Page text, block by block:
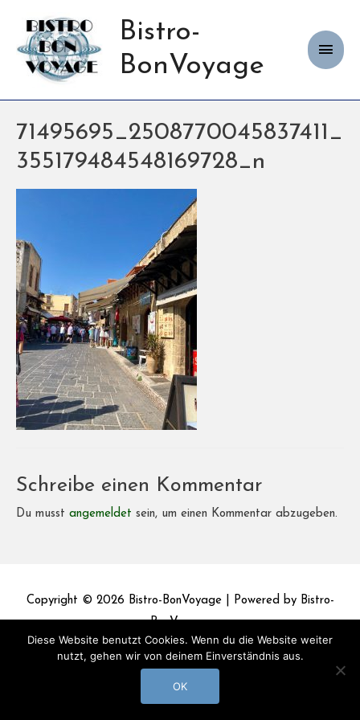
Bistro-
BonVoyage
71495695_2508770045837411_
355179484548169728_n
Schreibe einen Kommentar
Du musst angemeldet sein, um einen Kommentar abzugeben.
Copyright © 2026 Bistro-BonVoyage| Powered by Bistro-
BonVoyage
Impressum Datenschutz
Diese Website benutzt Cookies. Wenn du die Website weiter
nutzt, gehen wir von deinem Einverständnis aus.
OK